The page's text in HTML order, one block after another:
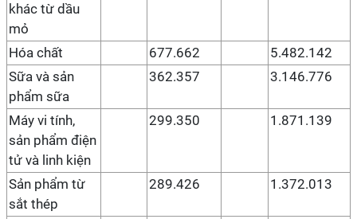
khác từ dầu
mỏ
Hóa chất 677.662
5.482.142
Sữa và sản
phẩm sữa
362.357 3.146.776
Máy vi tính,
sản phẩm điện
tử và linh kiện
299.350 1.871.139
Sản phẩm từ
sắt thép
289.426 1.372.013